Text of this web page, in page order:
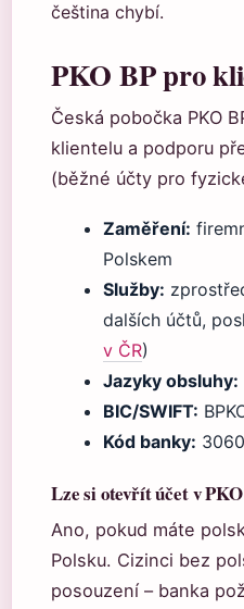
čeština chybí.
PKO BP pro
Česká pobočka PKO
klientelu a podporu
(běžné účty pro
Zaměření:
Polskem
Služby:
dalších účtů,
v ČR)
Jazyky obsluhy:
BIC/SWIFT:
Kód banky:
Lze si otevřít účet v
Ano, pokud máte
Polsku. Cizinci bez
posouzení – banka